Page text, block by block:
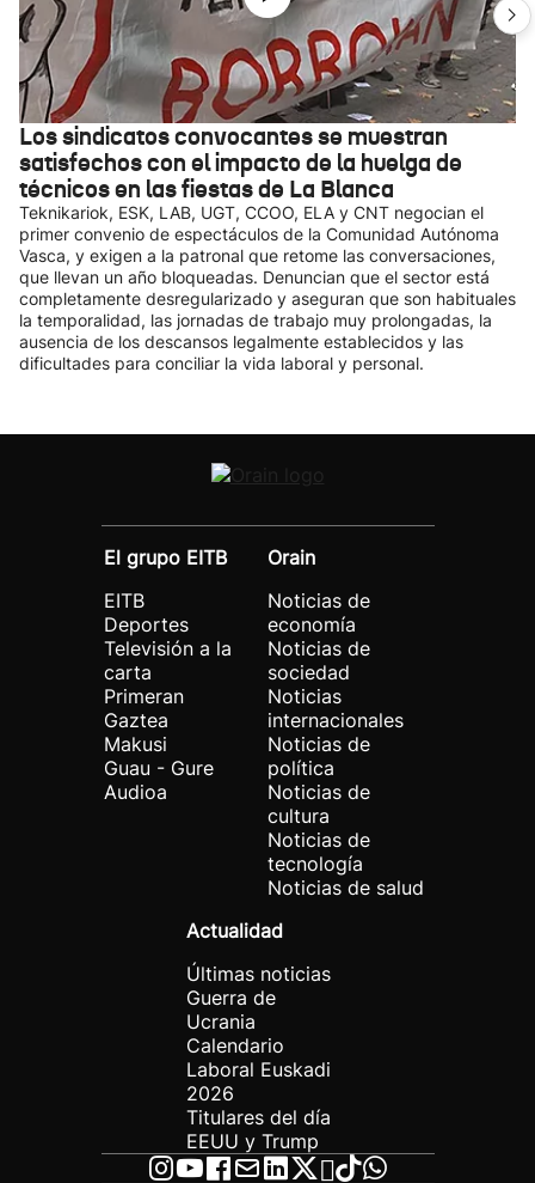
Los sindicatos convocantes se muestran
satisfechos con el impacto de la huelga de
técnicos en las fiestas de La Blanca
Teknikariok, ESK, LAB, UGT, CCOO, ELA y CNT negocian el
primer convenio de espectáculos de la Comunidad Autónoma
Vasca, y exigen a la patronal que retome las conversaciones,
que llevan un año bloqueadas. Denuncian que el sector está
completamente desregularizado y aseguran que son habituales
la temporalidad, las jornadas de trabajo muy prolongadas, la
ausencia de los descansos legalmente establecidos y las
dificultades para conciliar la vida laboral y personal.
El grupo EITB
EITB
Deportes
Televisión a la
carta
Primeran
Gaztea
Makusi
Guau - Gure
Audioa
Orain
Noticias de
economía
Noticias de
sociedad
Noticias
internacionales
Noticias de
política
Noticias de
cultura
Noticias de
tecnología
Noticias de salud
Actualidad
Últimas noticias
Guerra de
Ucrania
Calendario
Laboral Euskadi
2026
Titulares del día
EEUU y Trump